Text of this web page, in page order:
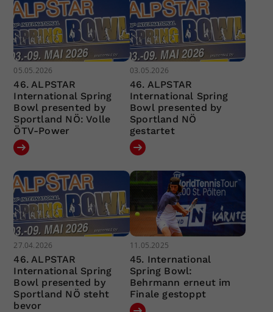
05.05.2026
46. ALPSTAR
International Spring
Bowl presented by
Sportland NÖ: Volle
ÖTV-Power
03.05.2026
46. ALPSTAR
International Spring
Bowl presented by
Sportland NÖ
gestartet
27.04.2026
46. ALPSTAR
International Spring
Bowl presented by
Sportland NÖ steht
bevor
11.05.2025
45. International
Spring Bowl:
Behrmann erneut im
Finale gestoppt